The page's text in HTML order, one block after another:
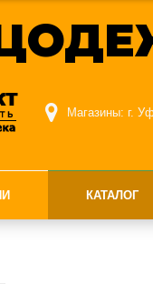
Магазины: г.
КАТАЛОГ